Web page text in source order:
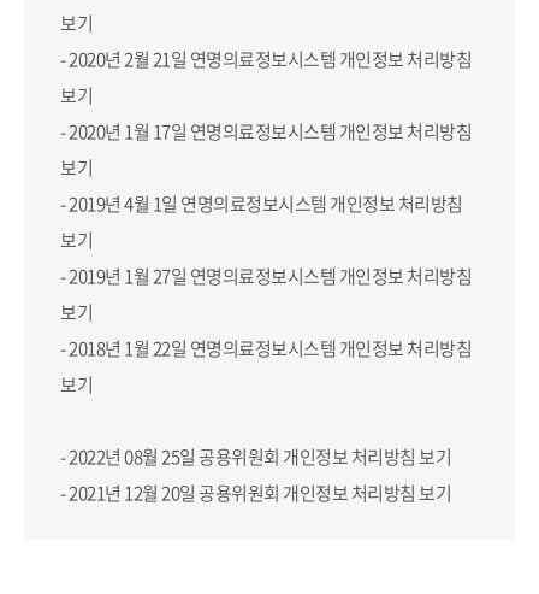
보기
- 2020년 2월 21일 연명의료정보시스템 개인정보 처리방침
보기
- 2020년 1월 17일 연명의료정보시스템 개인정보 처리방침
보기
- 2019년 4월 1일 연명의료정보시스템 개인정보 처리방침
보기
- 2019년 1월 27일 연명의료정보시스템 개인정보 처리방침
보기
- 2018년 1월 22일 연명의료정보시스템 개인정보 처리방침
보기
- 2022년 08월 25일 공용위원회 개인정보 처리방침 보기
- 2021년 12월 20일 공용위원회 개인정보 처리방침 보기